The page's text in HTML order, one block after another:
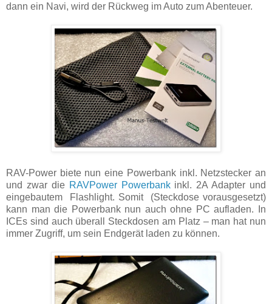
dann ein Navi, wird der Rückweg im Auto zum Abenteuer.
RAV-Power biete nun eine Powerbank inkl. Netzstecker an
und zwar die RAVPower Powerbankinkl. 2A Adapter und
eingebautem Flashlight. Somit (Steckdose vorausgesetzt)
kann man die Powerbank nun auch ohne PC aufladen. In
ICEs sind auch überall Steckdosen am Platz – man hat nun
immer Zugriff, um sein Endgerät laden zu können.